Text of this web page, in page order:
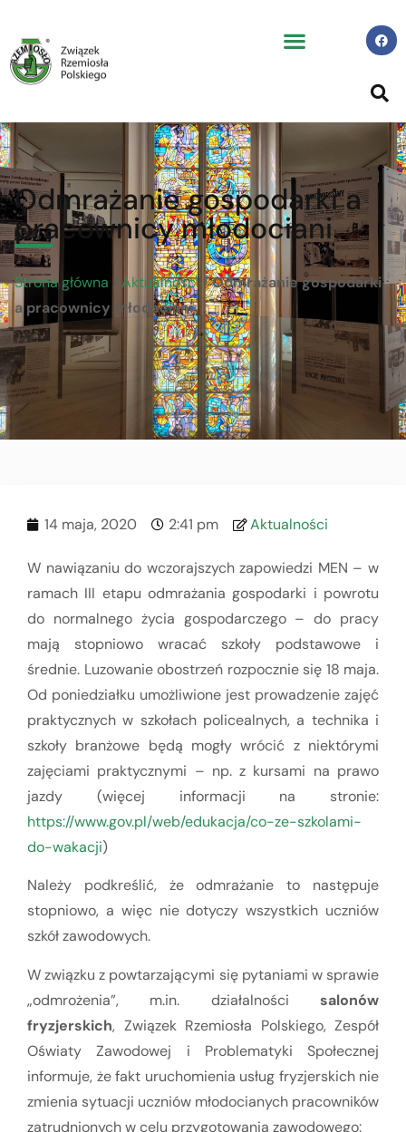
Odmrażanie gospodarki a
pracownicy młodociani
Strona główna / Aktualności/Odmrażanie gospodarki
a pracownicy młodociani
14 maja, 2020 2:41 pm Aktualności
W nawiązaniu do wczorajszych zapowiedzi MEN – w
ramach III etapu odmrażania gospodarki i powrotu
do normalnego życia gospodarczego – do pracy
mają stopniowo wracać szkoły podstawowe i
średnie. Luzowanie obostrzeń rozpocznie się 18 maja.
Od poniedziałku umożliwione jest prowadzenie zajęć
praktycznych w szkołach policealnych, a technika i
szkoły branżowe będą mogły wrócić z niektórymi
zajęciami praktycznymi – np. z kursami na prawo
jazdy (więcej informacji na stronie:
https://www.gov.pl/web/edukacja/co-ze-szkolami-
do-wakacji)
Należy podkreślić, że odmrażanie to następuje
stopniowo, a więc nie dotyczy wszystkich uczniów
szkół zawodowych.
W związku z powtarzającymi się pytaniami w sprawie
„odmrożenia”, m.in. działalności salonów
fryzjerskich, Związek Rzemiosła Polskiego, Zespół
Oświaty Zawodowej i Problematyki Społecznej
informuje, że fakt uruchomienia usług fryzjerskich nie
zmienia sytuacji uczniów młodocianych pracowników
zatrudnionych w celu przygotowania zawodowego: